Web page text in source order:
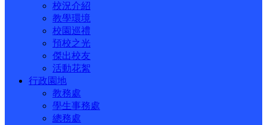
校況介紹
教學環境
校園巡禮
預校之光
傑出校友
活動花絮
行政園地
教務處
學生事務處
總務處